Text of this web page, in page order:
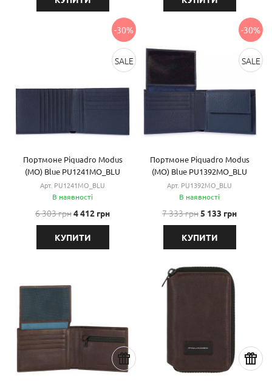
-30%
SALE
Портмоне Piquadro Modus
(MO) Blue PU1241MO_BLU
Арт. PU1241MO_BLU
В наявності
6 303 грн4 412 грн
КУПИТИ
-30%
SALE
Портмоне Piquadro Modus
(MO) Blue PU1392MO_BLU
Арт. PU1392MO_BLU
В наявності
7 333 грн5 133 грн
КУПИТИ